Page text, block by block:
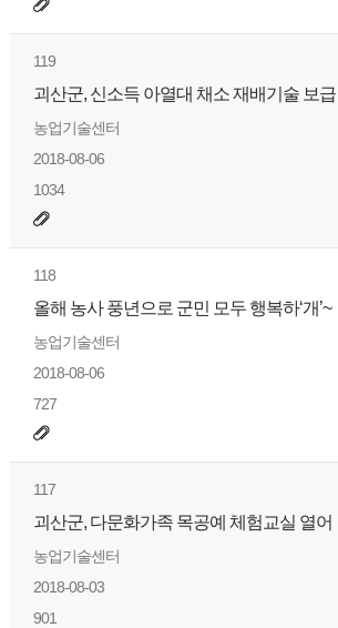
119
괴산군, 신소득 아열대 채소 재배기술 보급
농업기술센터
2018-08-06
1034
118
올해 농사 풍년으로 군민 모두 행복하‘개’~
농업기술센터
2018-08-06
727
117
괴산군, 다문화가족 목공예 체험교실 열어
농업기술센터
2018-08-03
901